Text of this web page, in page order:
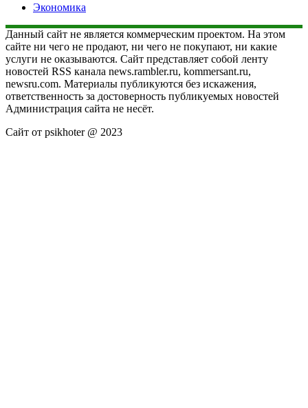
Экономика
Данный сайт не является коммерческим проектом. На этом
сайте ни чего не продают, ни чего не покупают, ни какие
услуги не оказываются. Сайт представляет собой ленту
новостей RSS канала news.rambler.ru, kommersant.ru,
newsru.com. Материалы публикуются без искажения,
ответственность за достоверность публикуемых новостей
Администрация сайта не несёт.
Сайт от psikhoter @ 2023